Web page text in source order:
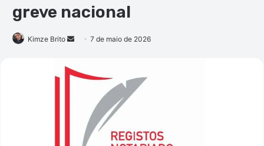
greve nacional
Kimze Brito
Mande
mail
7 de maio de 2026